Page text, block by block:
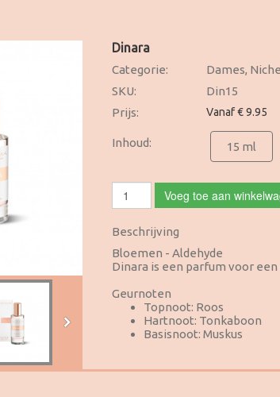
Dinara
Categorie:
Dames,
SKU:
Din15
Prijs:
Vanaf € 9.95
Inhoud: 15 ml
Voeg toe aan
Beschrijving
Bloemen - Aldehyde
Dinara is een parfum voor
Geurnoten
Topnoot: Roos
Hartnoot: Tonkaboon
Basisnoot: Muskus